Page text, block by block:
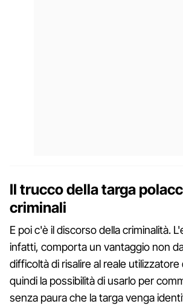
Il trucco della targa
criminali
E poi c'è il discorso della criminalità.
infatti, comporta un vantaggio non
difficoltà di risalire al reale utilizzatore
quindi la possibilità di usarlo per
senza paura che la targa venga